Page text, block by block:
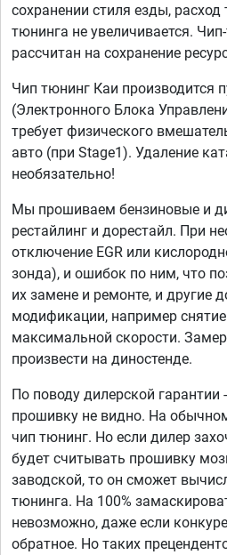
сохранении стиля езды, расход
тюнинга не увеличивается.
рассчитан на сохранение
Чип тюнинг Каи производится
(Электронного Блока
требует физического
авто (при Stage1). Удаление
необязательно!
Мы прошиваем бензиновые и
рестайлинг и дорестайл. При
отключение EGR или
зонда), и ошибок по ним, что
их замене и ремонте, и другие
модификации, например
максимальной скорости.
произвести на диностенде.
По поводу дилерской гарантии
прошивку не видно. На
чип тюнинг. Но если дилер
будет считывать прошивку
заводской, то он сможет
тюнинга. На 100%
невозможно, даже если
обратное. Но таких